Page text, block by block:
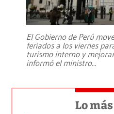
El Gobierno de Perú
feriados a los viernes
turismo interno y
informó el ministro...
Lo